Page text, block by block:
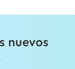
nuevos